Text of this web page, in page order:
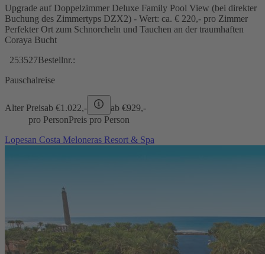
Upgrade auf Doppelzimmer Deluxe Family Pool View (bei direkter
Buchung des Zimmertyps DZX2) - Wert: ca. € 220,- pro Zimmer
Perfekter Ort zum Schnorcheln und Tauchen an der traumhaften
Coraya Bucht
253527Bestellnr.:
Pauschalreise
Alter Preisab €1.022,- ab €929,-
pro PersonPreis pro Person
Lopesan Costa Meloneras Resort & Spa